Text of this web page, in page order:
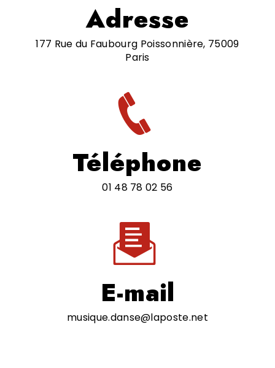
Adresse
177 Rue du Faubourg Poissonnière, 75009
Paris
Téléphone
01 48 78 02 56
E-mail
musique.danse@laposte.net